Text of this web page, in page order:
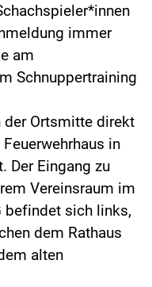
immer
am
Schnuppertraining
der Ortsmitte direkt
in
Der Eingang zu
Vereinsraum im
befindet sich links,
dem Rathaus
alten